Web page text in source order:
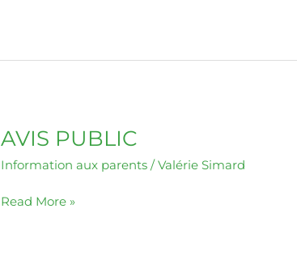
AVIS PUBLIC
Information aux parents /Valérie Simard
AVIS
Read More »